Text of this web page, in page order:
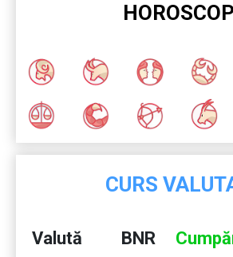
HOROSCOP
CURS
Valută BNR